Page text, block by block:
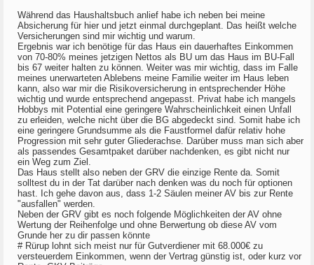
Während das Haushaltsbuch anlief habe ich neben bei meine
Absicherung für hier und jetzt einmal durchgeplant. Das heißt welche
Versicherungen sind mir wichtig und warum.
Ergebnis war ich benötige für das Haus ein dauerhaftes Einkommen
von 70-80% meines jetzigen Nettos als BU um das Haus im BU-Fall
bis 67 weiter halten zu können. Weiter was mir wichtig, dass im Falle
meines unerwarteten Ablebens meine Familie weiter im Haus leben
kann, also war mir die Risikoversicherung in entsprechender Höhe
wichtig und wurde entsprechend angepasst. Privat habe ich mangels
Hobbys mit Potential eine geringere Wahrscheinlichkeit einen Unfall
zu erleiden, welche nicht über die BG abgedeckt sind. Somit habe ich
eine geringere Grundsumme als die Faustformel dafür relativ hohe
Progression mit sehr guter Gliederachse. Darüber muss man sich aber
als passendes Gesamtpaket darüber nachdenken, es gibt nicht nur
ein Weg zum Ziel.
Das Haus stellt also neben der GRV die einzige Rente da. Somit
solltest du in der Tat darüber nach denken was du noch für optionen
hast. Ich gehe davon aus, dass 1-2 Säulen meiner AV bis zur Rente
"ausfallen" werden.
Neben der GRV gibt es noch folgende Möglichkeiten der AV ohne
Wertung der Reihenfolge und ohne Berwertung ob diese AV vom
Grunde her zu dir passen könnte
# Rürup lohnt sich meist nur für Gutverdiener mit 68.000€ zu
versteuerdem Einkommen, wenn der Vertrag günstig ist, oder kurz vor